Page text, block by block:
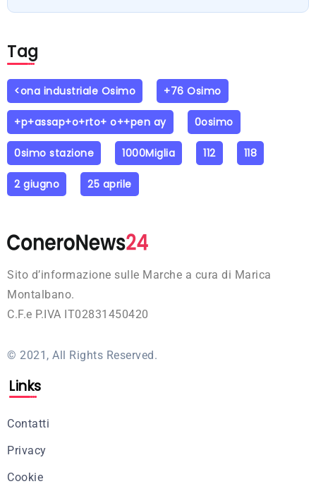
Tag
<ona industriale Osimo +76 Osimo
+p+assap+o+rto+ o++pen ay 0osimo
0simo stazione 1000Miglia 112 118
2 giugno 25 aprile
Sito d’informazione sulle Marche a cura di Marica
Montalbano.
C.F.e P.IVA IT02831450420
© 2021, All Rights Reserved.
Links
Contatti
Privacy
Cookie